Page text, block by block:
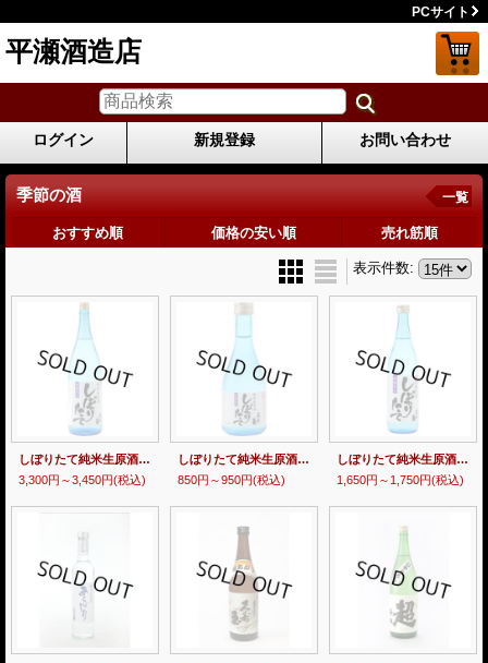
PCサイト
平瀬酒造店
ログイン 新規登録 お問い合わせ
季節の酒 一覧
おすすめ順 価格の安い順 売れ筋順
表示件数:
しぼりたて純米生原酒1800ml（要冷蔵）
3,300円～3,450円(税込)
しぼりたて純米生原酒300ml（要冷蔵）
850円～950円(税込)
しぼりたて純米生原酒720ml（要冷蔵）
1,650円～1,750円(税込)